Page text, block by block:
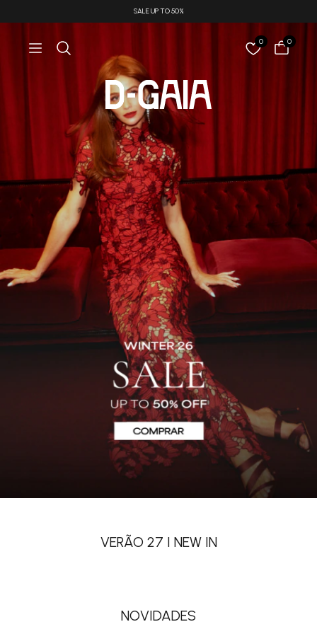
SALE UP TO 50%
0 0
VERÃO 27 I NEW IN
VESTIDOS
JACQUARD E BROCADO
NOVIDADES